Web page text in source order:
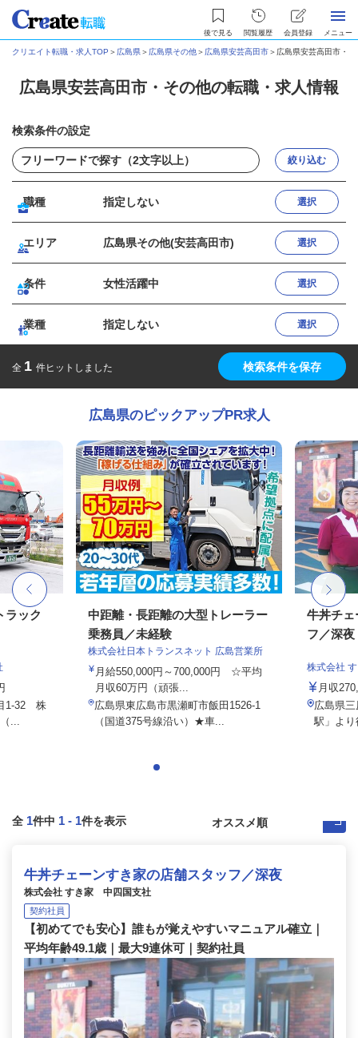
後で見る 閲覧履歴 会員登録 メニュー
クリエイト転職・求人TOP ＞ 広島県＞ 広島県その他＞ 広島県安芸高田市＞ 広島県安芸高田市・
広島県安芸高田市・その他の転職・求人情報
検索条件の設定
絞り込む
職種 指定しない 選択
エリア 広島県その他(安芸高田市) 選択
条件 女性活躍中 選択
業種 指定しない 選択
全 1 件ヒットしました 検索条件を保存
広島県のピックアップPR求人
ラック
1-32 株
...
中距離・長距離の大型トレーラー
乗務員／未経験
株式会社日本トランスネット 広島営業所
月給550,000円～700,000円 ☆平均
月収60万円（頑張...
広島県東広島市黒瀬町市飯田1526-1
（国道375号線沿い）★車...
牛丼チェ
フ／深夜
株式会社
月収
広島県三
駅」よ
全 1件中 1 - 1件を表示
牛丼チェーンすき家の店舗スタッフ／深夜
株式会社 すき家 中四国支社
契約社員
【初めてでも安心】誰もが覚えやすいマニュアル確立｜
平均年齢49.1歳｜最大9連休可｜契約社員